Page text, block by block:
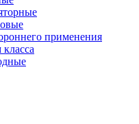
применения